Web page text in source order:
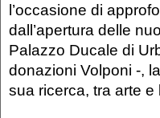
l’occasione di
dall’apertura delle
Palazzo Ducale di
donazioni Volponi -,
sua ricerca, tra arte e